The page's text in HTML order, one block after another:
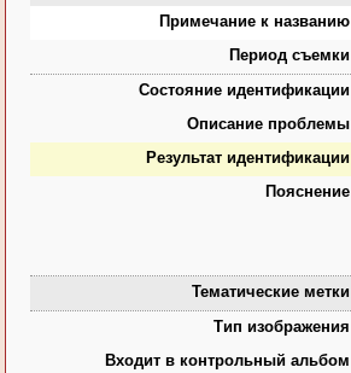
Примечание к названию
Период съемки
Состояние идентификации
Описание проблемы
Результат идентификации
Пояснение
Тематические метки
Тип изображения
Входит в контрольный альбом